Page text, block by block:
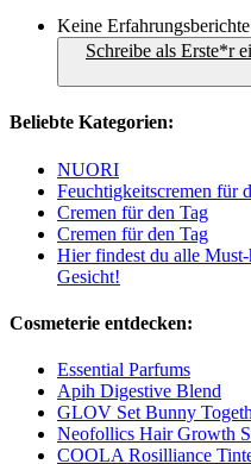
Keine
Schreibe als Erste*r
Beliebte Kategorien:
NUORI
Feuchtigkeitscremen für
Cremen für den Tag
Cremen für den Tag
Hier findest du alle
Gesicht!
Cosmeterie entdecken:
Essential Parfums
Apih Digestive Blend
GLOV Set Bunny
Neofollics Hair Growth
COOLA Rosilliance